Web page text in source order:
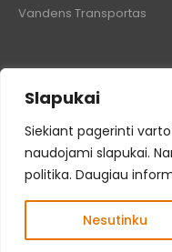
Slapukai
Siekiant pagerinti
naudojami slapukai.
politika. Daugiau
Nesutinku
Vandens Transportas
Tepalų Bazė ©